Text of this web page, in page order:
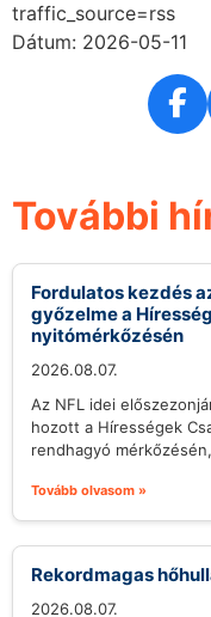
traffic_source=rss
Dátum: 2026-05-11
További
Fordulatos kezdés
győzelme a
nyitómérkőzésén
2026.08.07.
Az NFL idei
hozott a Hírességek
rendhagyó
Tovább olvasom »
Rekordmagas
2026.08.07.